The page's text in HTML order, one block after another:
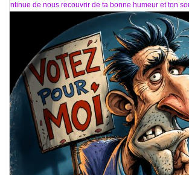
Continue de nous recouvrir de ta bonne humeur et ton